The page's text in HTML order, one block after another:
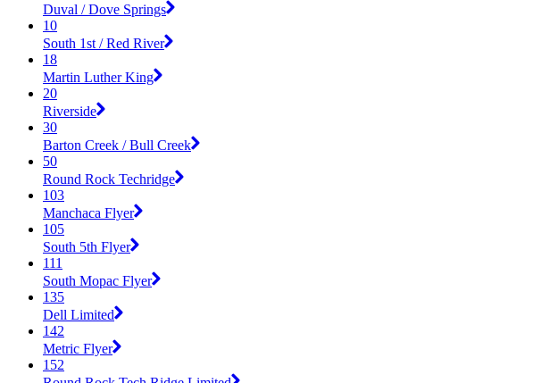
Duval / Dove Springs
10
South 1st / Red River
18
Martin Luther King
20
Riverside
30
Barton Creek / Bull Creek
50
Round Rock Techridge
103
Manchaca Flyer
105
South 5th Flyer
111
South Mopac Flyer
135
Dell Limited
142
Metric Flyer
152